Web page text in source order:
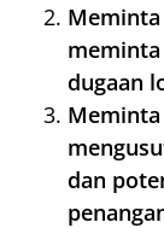
Meminta
dugaan
Meminta
dan